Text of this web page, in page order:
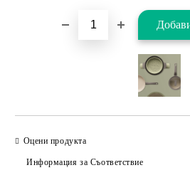
Оцени продукта
Информация за Съответствие